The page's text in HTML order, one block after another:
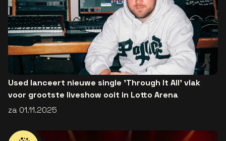
Used lanceert nieuwe single 'Through It All' vlak
voor grootste liveshow ooit in Lotto Arena
za 01.11.2025